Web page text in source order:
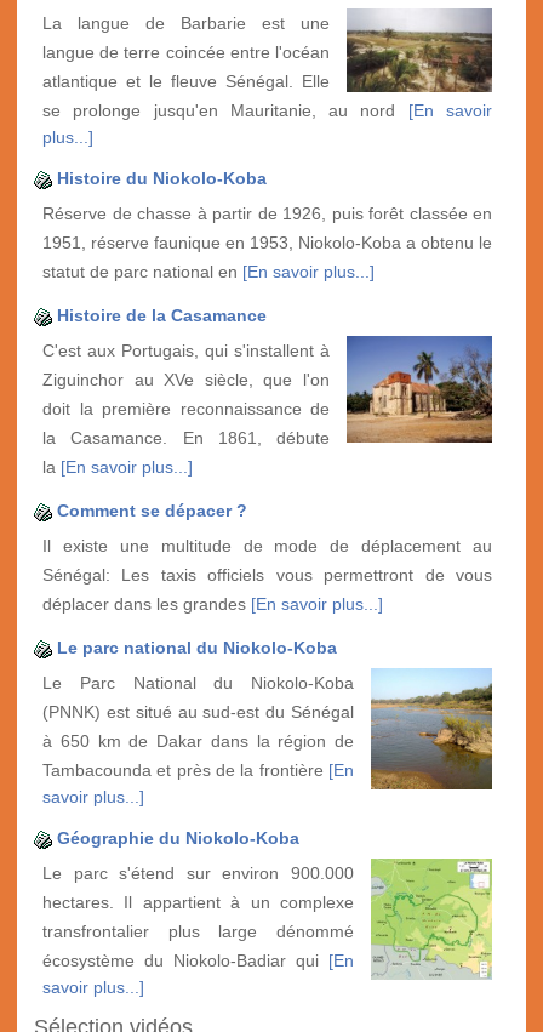
La langue de Barbarie est une
langue de terre coincée entre l'océan
atlantique et le fleuve Sénégal. Elle
se prolonge jusqu'en Mauritanie, au nord [En savoir
plus...]
Histoire du Niokolo-Koba
Réserve de chasse à partir de 1926, puis forêt classée en
1951, réserve faunique en 1953, Niokolo-Koba a obtenu le
statut de parc national en [En savoir plus...]
Histoire de la Casamance
C'est aux Portugais, qui s'installent à
Ziguinchor au XVe siècle, que l'on
doit la première reconnaissance de
la Casamance. En 1861, débute
la [En savoir plus...]
Comment se dépacer ?
Il existe une multitude de mode de déplacement au
Sénégal: Les taxis officiels vous permettront de vous
déplacer dans les grandes [En savoir plus...]
Le parc national du Niokolo-Koba
Le Parc National du Niokolo-Koba
(PNNK) est situé au sud-est du Sénégal
à 650 km de Dakar dans la région de
Tambacounda et près de la frontière [En
savoir plus...]
Géographie du Niokolo-Koba
Le parc s'étend sur environ 900.000
hectares. Il appartient à un complexe
transfrontalier plus large dénommé
écosystème du Niokolo-Badiar qui [En
savoir plus...]
Sélection vidéos